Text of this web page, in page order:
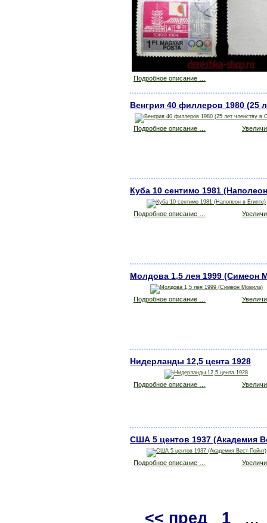
Подробное описание …
Венгрия 40 филлеров 1980 (25
Подробное описание …
Куба 10 сентимо 1981
Подробное описание …
Молдова 1,5 лея 1999 (Симеон
Подробное описание …
Нидерланды 12,5 цента 1928
Подробное описание …
США 5 центов 1937 (Академия
Подробное описание …
<< пред 1